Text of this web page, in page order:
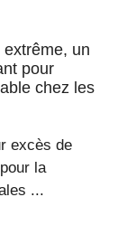
un
pour
chez les
excès de
la
...